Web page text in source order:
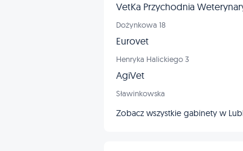
VetKa Przychodnia
Dożynkowa 18
Eurovet
Henryka Halickiego 3
AgiVet
Sławinkowska
Zobacz wszystkie gabinety w